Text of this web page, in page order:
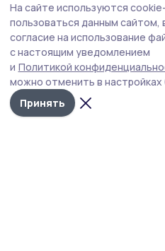
День молодёжи в
праздником, музыкой
В воскресенье, 28 июня,
станет главной точкой
всех, кто хочет весело
чествование медалистов,
активных, выступления
На сайте используются
пользоваться данным
согласие на использование
с настоящим уведомлением
и Политикой
можно отменить в настройках
Принять